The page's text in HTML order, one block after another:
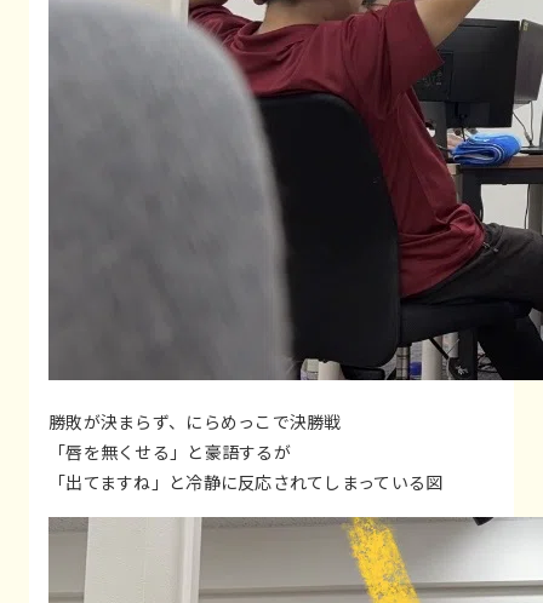
勝敗が決まらず、にらめっこで決勝戦
「唇を無くせる」と豪語するが
「出てますね」と冷静に反応されてしまっている図